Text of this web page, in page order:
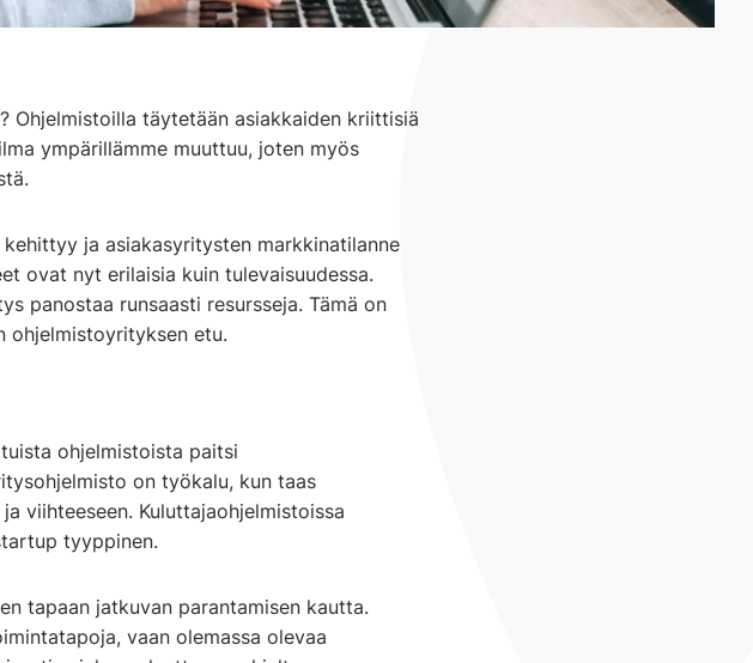
Ohjelmistoilla täytetään asiakkaiden kriittisiä
ympärillämme muuttuu, joten myös
ja asiakasyritysten markkinatilanne
ovat nyt erilaisia kuin tulevaisuudessa.
panostaa runsaasti resursseja. Tämä on
ohjelmistoyrityksen etu.
ohjelmistoista paitsi
on työkalu, kun taas
viihteeseen. Kuluttajaohjelmistoissa
tyyppinen.
tapaan jatkuvan parantamisen kautta.
vaan olemassa olevaa